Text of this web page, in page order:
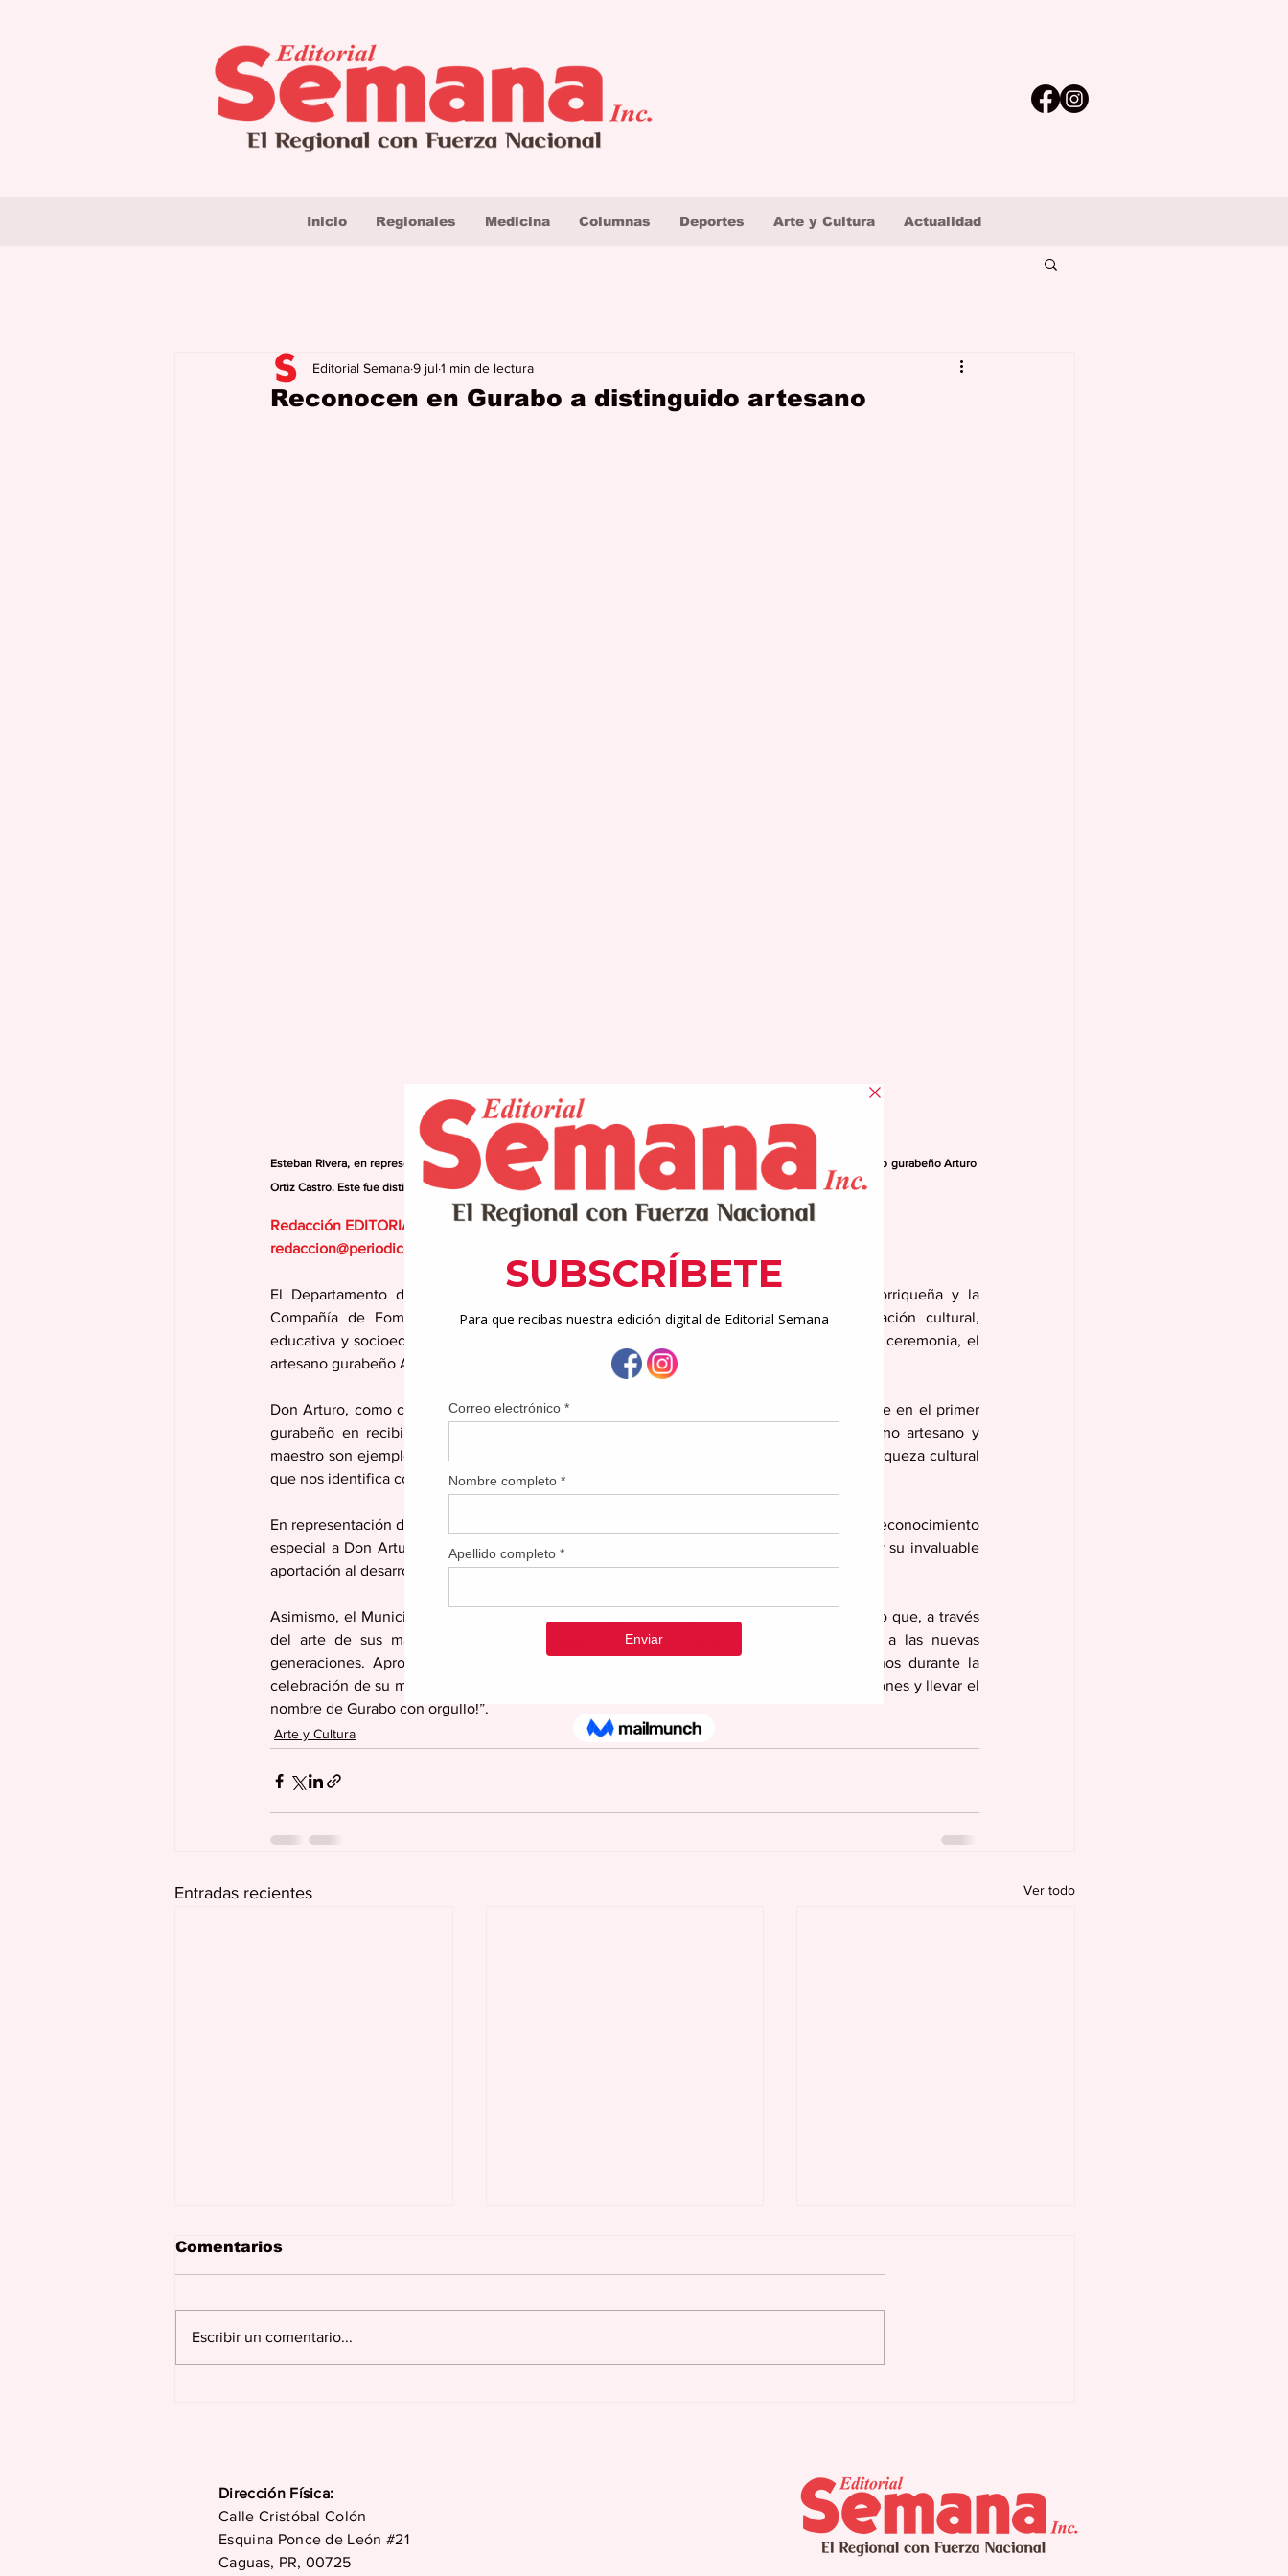
Inicio Regionales Medicina Columnas Deportes Arte y Cultura Actualidad
Reconocen en Gurabo a distinguido artesano
Editorial Semana9 jul 1 min de lectura
Esteban Rivera, en representación de la alcaldesa Vimarie Peña Dávila, entrega un reconocimiento especial al artesano gurabeño Arturo
Ortiz Castro. Este fue distinguido Artesano del Año 2026. (Foto: Municipio de Gurabo)
Redacción EDITORIAL SEMANA
redaccion@periodicolasemana.net
El Departamento de Desarrollo Económico y Comercio, el Instituto de Cultura Puertorriqueña y la
Compañía de Fomento Industrial reconocieron recientemente la extraordinaria aportación cultural,
educativa y socioeconómica de destacados artesanos de Puerto Rico. En esta importante ceremonia, el
artesano gurabeño Arturo Ortiz Castro fue distinguido como Artesano del Año 2026.
Don Arturo, como cariñosamente es conocido, hace historia en dicha ciudad al convertirse en el primer
gurabeño en recibir esta prestigiosa distinción. Su trayectoria, dedicación y legado como artesano y
maestro son ejemplo de compromiso con la preservación de nuestras tradiciones y de la riqueza cultural
que nos identifica como pueblo.
En representación de la alcaldesa Vimarie Peña Dávila, Esteban Rivera hizo entrega de un reconocimiento
especial a Don Arturo por su destacada trayectoria, su desempeño a través de los años y su invaluable
aportación al desarrollo y fortalecimiento de la artesanía puertorriqueña.
Asimismo, el Municipio de Gurabo manifiesta enorgullecerse por “contar con un ciudadano que, a través
del arte de sus manos, mantiene viva nuestra cultura y transmite ese conocimiento a las nuevas
generaciones. Aprovechamos esta ocasión para felicitar a todos los artesanos gurabeños durante la
celebración de su mes. ¡Gracias por preservar nuestra identidad, enaltecer nuestras tradiciones y llevar el
nombre de Gurabo con orgullo!”.
Arte y Cultura
Entradas recientes Ver todo
Comentarios
Escribir un comentario...
Dirección Física:
Calle Cristóbal Colón
Esquina Ponce de León #21
Caguas, PR, 00725